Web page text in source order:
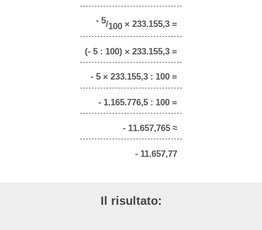
- 5/100 × 233.155,3 =
(- 5 : 100) × 233.155,3 =
- 5 × 233.155,3 : 100 =
- 1.165.776,5 : 100 =
- 11.657,765 ≈
- 11.657,77
Il risultato: